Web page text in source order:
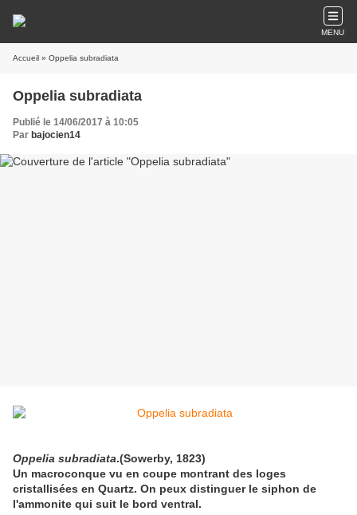
MENU
Accueil » Oppelia subradiata
Oppelia subradiata
Publié le 14/06/2017 à 10:05
Par bajocien14
Oppelia subradiata.(Sowerby, 1823)
Un macroconque vu en coupe montrant des loges
cristallisées en Quartz. On peux distinguer le siphon de
l'ammonite qui suit le bord ventral.